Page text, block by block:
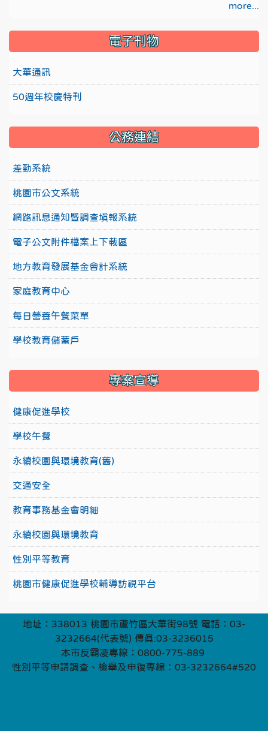
more...
電子刊物
大華通訊
50週年校慶特刊
公務連結
差勤系統
桃園市公文系統
網路訊息通知暨調查填報系統
電子公文附件檔案上下載區
地方教育發展基金會計系統
家庭教育中心
每日營養午餐菜單
學校教育儲蓄戶
專案宣導
健康促進學校
學校午餐
永續校園與環境教育(舊)
交通安全
教育事務基金會明細
永續校園與環境教育
性別平等教育
桃園市健康促進學校輔導訪視平台
地址：338013 桃園市蘆竹區大華街98號 電話：03-
3232664(代表號) 傳真:03-3236015
本市反霸凌專線：0800-775-889
性別平等申請調查、檢舉及申復專線：03-3232664#520